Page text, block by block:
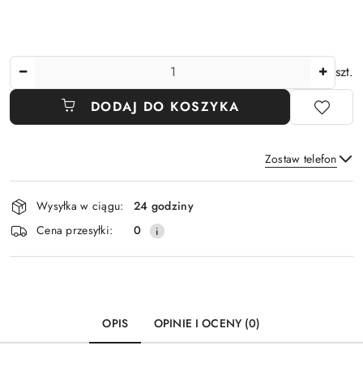
szt.
DODAJ DO KOSZYKA
Zostaw telefon
Wyślij
Dostępność
i
dostawa
Wysyłka w ciągu:
24 godziny
Cena przesyłki:
0
OPIS OPINIE I OCENY (0)